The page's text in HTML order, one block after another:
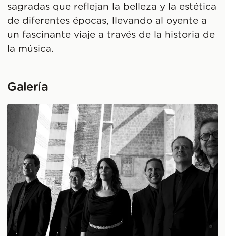
sagradas que reflejan la belleza y la estética
de diferentes épocas, llevando al oyente a
un fascinante viaje a través de la historia de
la música.
Galería